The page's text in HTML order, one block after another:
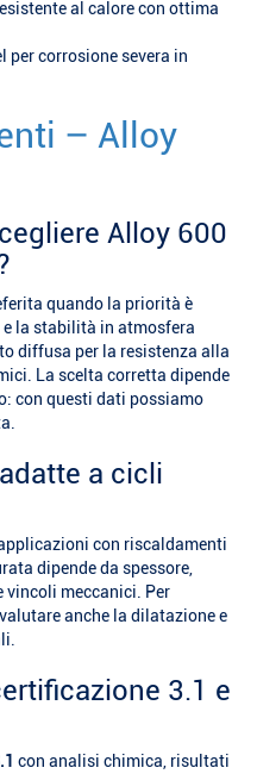
al calore con ottima
per corrosione severa in
– Alloy
Alloy 600
quando la priorità è
e la stabilità in atmosfera
diffusa per la resistenza alla
La scelta corretta dipende
con questi dati possiamo
a cicli
con riscaldamenti
dipende da spessore,
vincoli meccanici. Per
anche la dilatazione e
3.1 e
con analisi chimica, risultati